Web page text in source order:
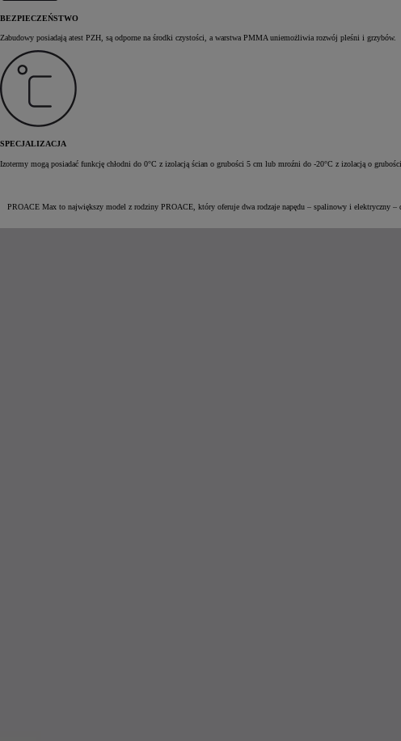
BEZPIECZEŃSTWO
Zabudowy posiadają atest PZH, są odporne na środki czystości, a warstwa PMMA uniemożliwia rozwój pleśni i grzybów.
SPECJALIZACJA
Izotermy mogą posiadać funkcję chłodni do 0°C z izolacją ścian o grubości 5 cm lub mroźni do -20°C z izolacją o
PROACE Max to największy model z rodziny PROACE, który oferuje dwa rodzaje napędu – spalinowy i elektryczny –